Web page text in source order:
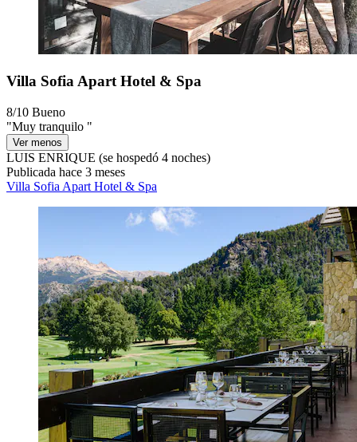
Villa Sofia Apart Hotel & Spa
8/10 Bueno
"Muy tranquilo "
Ver menos
LUIS ENRIQUE (se hospedó 4 noches)
Publicada hace 3 meses
Villa Sofia Apart Hotel & Spa